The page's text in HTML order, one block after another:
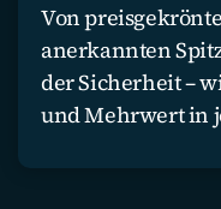
Von
anerkannten
der Sicherheit –
und Mehrwert in